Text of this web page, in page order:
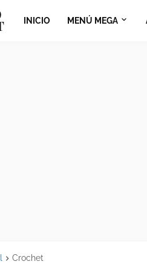
INICIO MENÚ MEGA
Crochet